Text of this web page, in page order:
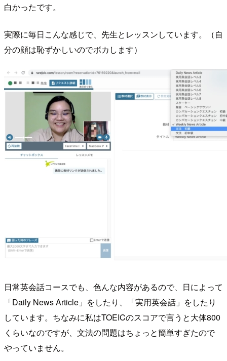
白かったです。
実際に毎日こんな感じで、先生とレッスンしています。（自
分の顔は恥ずかしいのでボカします）
日常英会話コースでも、色んな内容があるので、日によって
「Daily News Article」をしたり、「実用英会話」をしたり
しています。ちなみに私はTOEICのスコアで言うと大体800
くらいなのですが、文法の問題はちょっと簡単すぎたので
やっていません。